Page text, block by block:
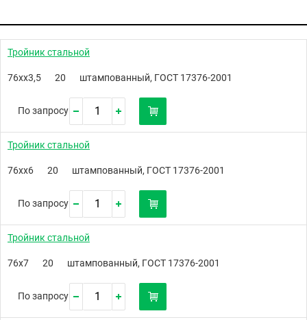
Тройник стальной
76хх3,5 20 штампованный, ГОСТ 17376-2001
По запросу
Тройник стальной
76хх6 20 штампованный, ГОСТ 17376-2001
По запросу
Тройник стальной
76х7 20 штампованный, ГОСТ 17376-2001
По запросу